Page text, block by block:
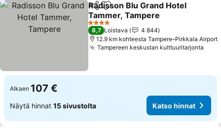
Jaa Lisää suosikkeihin
Radisson Blu Grand Hotel
Tammer, Tampere
Katso hinnat
4 Tähtiluokitus
8,7 Loistava
4 844
12.9 km kohteesta Tampere–Pirkkala Airport
Tampereen keskustan kulttuuritarjonta
Alkaen 107 €
Näytä hinnat 15 sivustolta Katso hinnat